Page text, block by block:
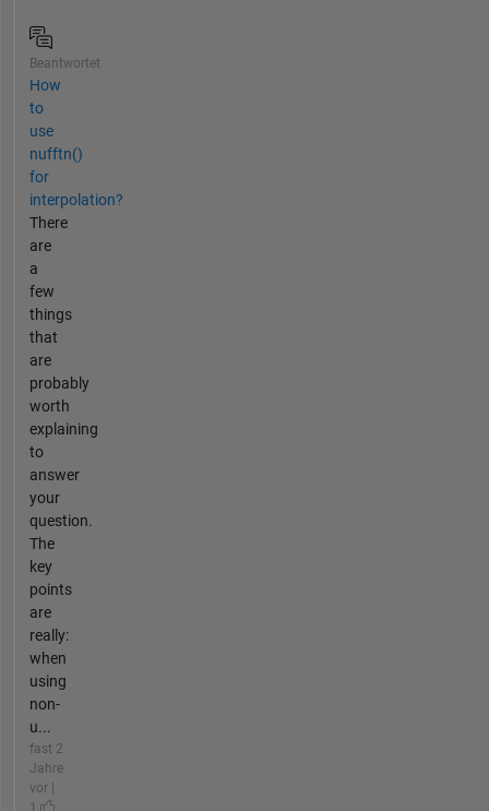
Beantwortet
How
to
use
nufftn()
for
interpolation?
There
are
a
few
things
that
are
probably
worth
explaining
to
answer
your
question.
The
key
points
are
really:
when
using
non-
u...
fast 2
Jahre
vor |
1